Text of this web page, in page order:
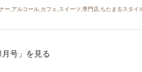
ー,アルコール,カフェ,スイーツ,専門店,ちたまるスタイ
号」を見る